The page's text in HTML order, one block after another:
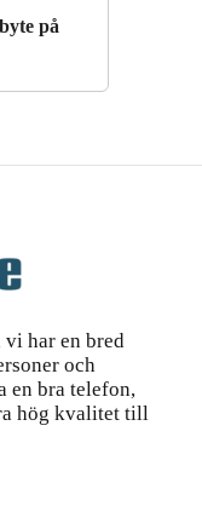
på
har en bred
och
en bra telefon,
hög kvalitet till